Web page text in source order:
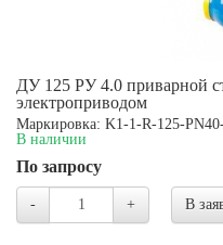
ДУ 125 РУ 4.0 приварной
электроприводом
Маркировка: K1-1-R-125-
В наличии
По запросу
- + В